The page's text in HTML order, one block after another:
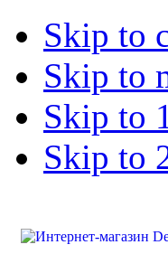
Skip to
Skip to
Skip to
Skip to